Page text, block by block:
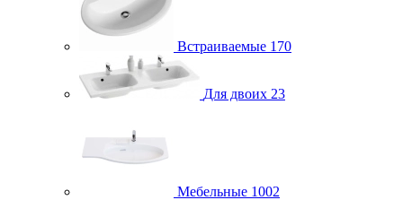
Встраиваемые 170
Для двоих 23
Мебельные 1002